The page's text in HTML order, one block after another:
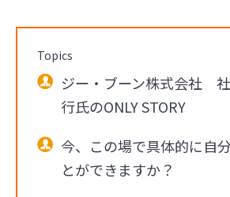
Topics
ジー・ブーン株式会社
行氏のONLY STORY
今、この場で具体的に自
とができますか？